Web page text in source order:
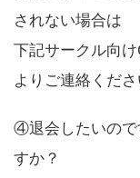
されない場合は
下記サークル向
よりご連絡くださ
④退会したいので
すか？